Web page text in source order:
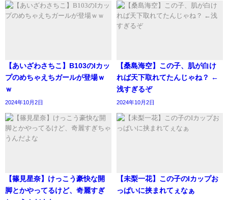
【あいざわさちこ】B103のIカッ
プのめちゃえちガールが登場ｗ
ｗ
2024年10月2日
【桑島海空】この子、肌が白け
れば天下取れてたんじゃね？ ←
浅すぎるぞ
2024年10月2日
【篠見星奈】けっこう豪快な開
脚とかやってるけど、奇麗すぎ
【未梨一花】この子のIカップお
っぱいに挟まれてぇなぁ